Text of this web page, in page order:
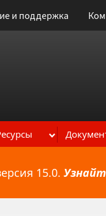
и поддержка
15.0.